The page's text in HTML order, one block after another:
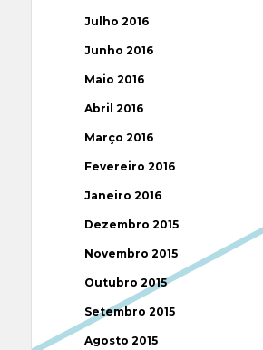
Julho 2016
Junho 2016
Maio 2016
Abril 2016
Março 2016
Fevereiro 2016
Janeiro 2016
Dezembro 2015
Novembro 2015
Outubro 2015
Setembro 2015
Agosto 2015